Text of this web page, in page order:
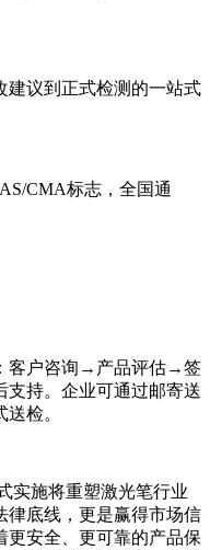
建议到正式检测的一站式
CMA标志，全国通
客户咨询→产品评估→签
持。企业可通过邮寄送
检。
实施将重塑激光笔行业
律底线，更是赢得市场信
更安全、更可靠的产品保